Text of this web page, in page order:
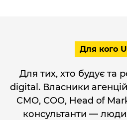
Для кого
Для тих, хто будує та
digital. Власники
CMO, СOO, Head of
консультанти —